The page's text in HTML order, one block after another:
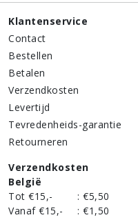
Klantenservice
Contact
Bestellen
Betalen
Verzendkosten
Levertijd
Tevredenheids-garantie
Retourneren
Verzendkosten
België
Tot €15,-
: €5,50
Vanaf €15,-
: €1,50